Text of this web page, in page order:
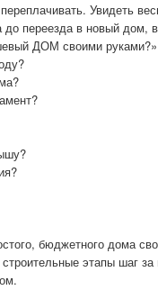
Увидеть
до переезда в новый дом,
ДОМ своими руками?»
бюджетного дома
этапы шаг